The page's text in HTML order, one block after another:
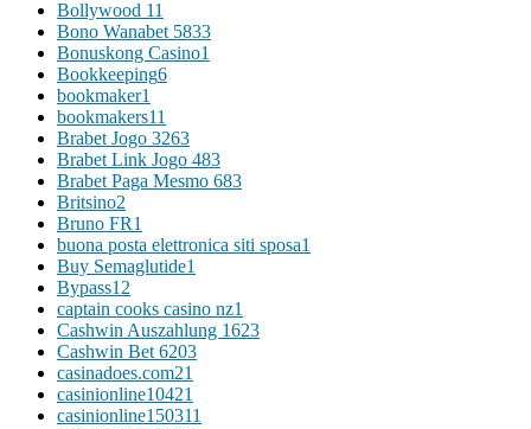
Bollywood 11
Bono Wanabet 5833
Bonuskong Casino1
Bookkeeping6
bookmaker1
bookmakers11
Brabet Jogo 3263
Brabet Link Jogo 483
Brabet Paga Mesmo 683
Britsino2
Bruno FR1
buona posta elettronica siti sposa1
Buy Semaglutide1
Bypass12
captain cooks casino nz1
Cashwin Auszahlung 1623
Cashwin Bet 6203
casinadoes.com21
casinionline10421
casinionline150311